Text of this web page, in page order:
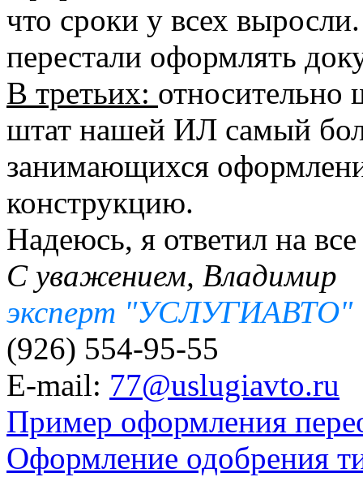
что сроки у всех
перестали оформлять
В третьих: относительно
штат нашей ИЛ самый
занимающихся
конструкцию.
Надеюсь, я ответил на
С уважением, Владимир
эксперт "УСЛУГИАВТО"
(926) 554-95-55
E-mail: 77@uslugiavto.ru
Пример оформления
Оформление одобрения